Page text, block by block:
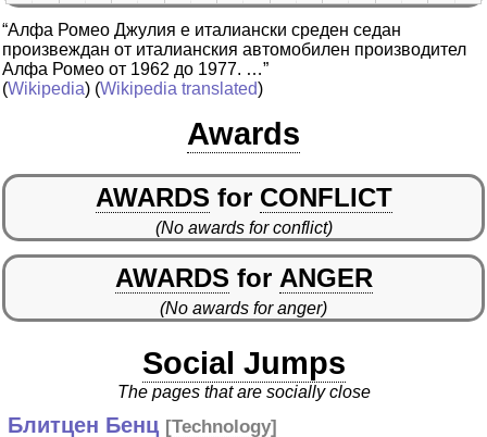
“Алфа Ромео Джулия е италиански среден седан
произвеждан от италианския автомобилен производител
Алфа Ромео от 1962 до 1977. …”
(Wikipedia) (Wikipedia translated)
Awards
AWARDS for CONFLICT
(No awards for conflict)
AWARDS for ANGER
(No awards for anger)
Social Jumps
The pages that are socially close
Блитцен Бенц [Technology]